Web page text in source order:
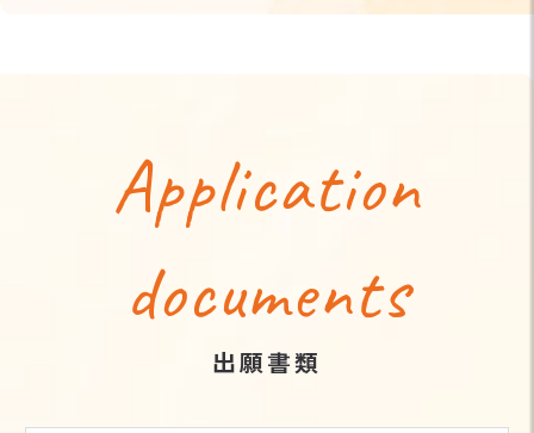
Application
documents
出願書類